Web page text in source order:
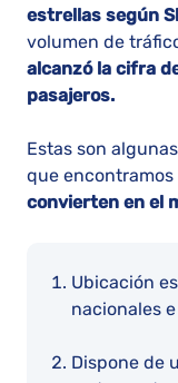
estrellas según
volumen de
alcanzó la cifra
pasajeros.
Estas son
que
convierten en el
Ubicación
nacionales
Dispone de